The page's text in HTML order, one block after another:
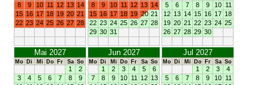
8
9 10 11 12 13 14
15 16 17 18 19 20 21
22 23 24 25 26 27 28
8
9 10 11 12 13 14
15 16 17 18 19 20 21
22 23 24 25 26 27 28
29 30 31
5
6 7 8 9 10 11
12 13 14 15 16 17 18
19 20 21 22 23 24 25
26 27 28 29 30
Mai 2027
Mo Di Mi Do Fr Sa So
1
2
3
4 5 6 7 8
9
Jun 2027
Mo Di Mi Do Fr Sa So
1 2 3 4 5
6
7
8 9 10 11 12 13
Jul 2027
Mo Di Mi Do Fr Sa So
1 2 3
4
5
6 7 8 9 10 11